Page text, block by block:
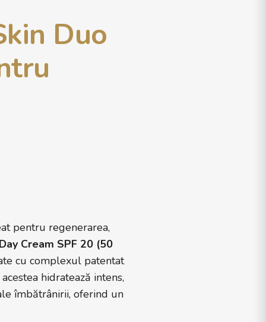
Duo
pentru regenerarea,
Cream SPF 20 (50
cu complexul patentat
hidratează intens,
îmbătrânirii, oferind un